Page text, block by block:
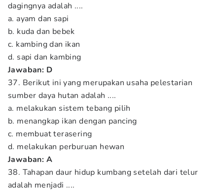
dagingnya adalah ....
a. ayam dan sapi
b. kuda dan bebek
c. kambing dan ikan
d. sapi dan kambing
Jawaban: D
37. Berikut ini yang merupakan usaha pelestarian
sumber daya hutan adalah ....
a. melakukan sistem tebang pilih
b. menangkap ikan dengan pancing
c. membuat terasering
d. melakukan perburuan hewan
Jawaban: A
38. Tahapan daur hidup kumbang setelah dari telur
adalah menjadi ....